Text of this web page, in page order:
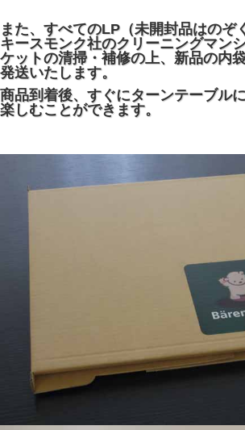
また、すべてのLP（未開封品はのぞ
キースモンク社のクリーニングマン
ケットの清掃・補修の上、新品の内
発送いたします。
商品到着後、すぐにターンテーブル
楽しむことができます。